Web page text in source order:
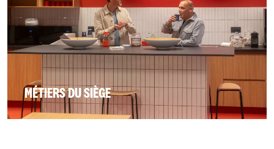
MÉTIERS DU SIÈGE